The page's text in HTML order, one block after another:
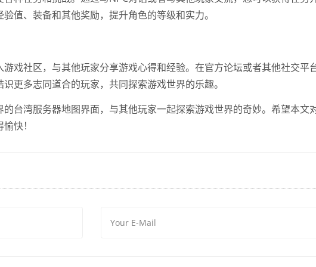
值、装备和其他奖励，提升角色的等级和实力。
戏社区，与其他玩家分享游戏心得和经验。在官方论坛或者其他社交平
更多志同道合的玩家，共同探索游戏世界的乐趣。
台湾服务器地图界面，与其他玩家一起探索游戏世界的奇妙。希望本文
快！